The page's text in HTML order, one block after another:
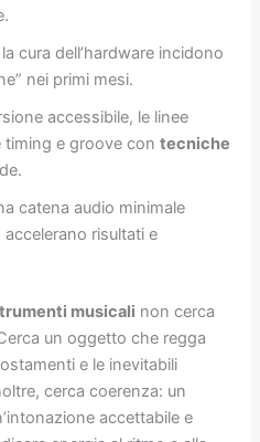
cura dell’hardware incidono
nei primi mesi.
accessibile, le linee
timing e groove contecniche
catena audio minimale
risultati e
musicali non cerca
un oggetto che regga
e le inevitabili
cerca coerenza: un
accettabile e